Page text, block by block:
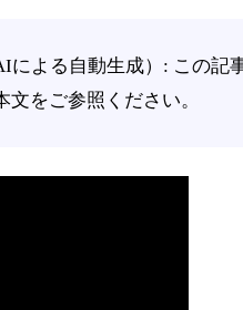
による自動生成）: この
文をご参照ください。